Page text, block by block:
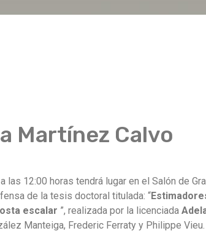
Martínez Calvo
las 12:00 horas tendrá lugar en el Salón de
de la tesis doctoral titulada: “
escalar ”, realizada por la licenciada
Manteiga, Frederic Ferraty y Philippe Vieu.